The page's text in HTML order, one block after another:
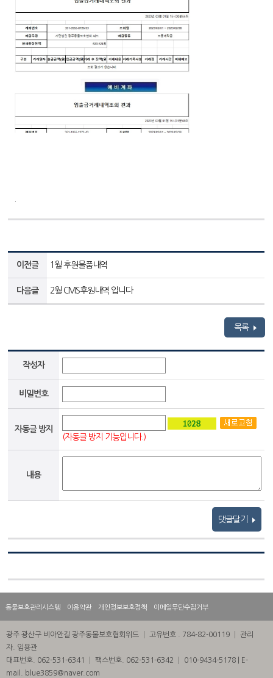
이전글 1월 후원물품내역
다음글 2월 CMS후원내역 입니다
목록
작성자
비밀번호
자동글 방지
(자동글 방지 기능입니다.)
내용
댓글달기
동물보호관리시스템 이용약관 개인정보보호정책 이메일무단수집거부
광주 광산구 비아안길 광주동물보호협회위드 │ 고유번호 . 784-82-00119 │ 관리
자. 임용관
대표번호. 062-531-6341 │ 팩스번호. 062-531-6342 │ 010-9434-5178 | E-
mail. blue3859@naver.com